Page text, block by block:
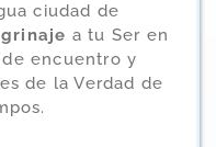
ciudad de
a tu Ser en
encuentro y
de la Verdad de